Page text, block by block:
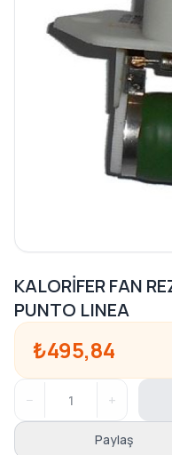
KALORİFER FAN
PUNTO LINEA
₺495,84
− +
Paylaş